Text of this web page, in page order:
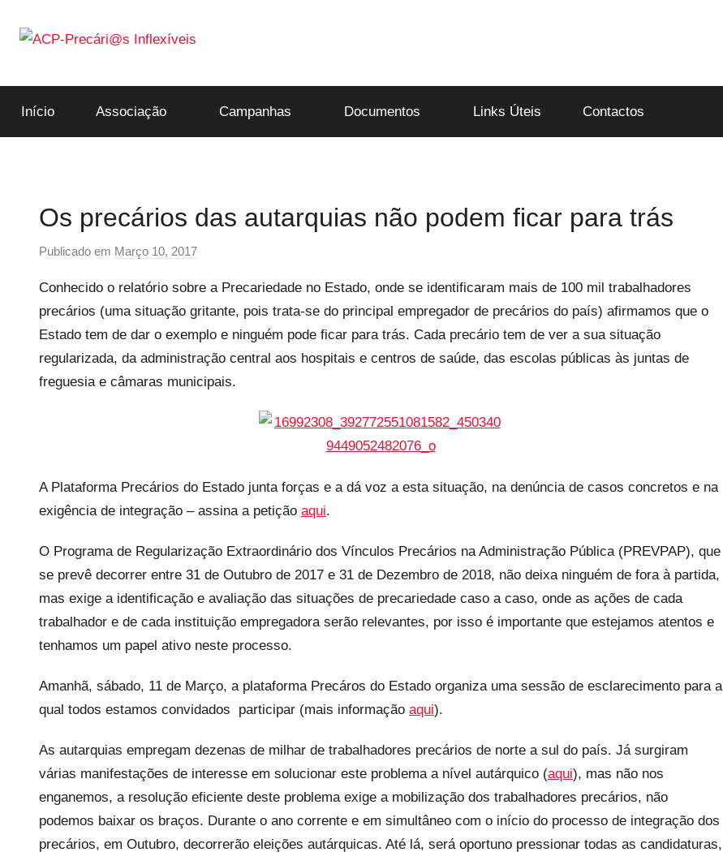
para
ACP-
Precári@s
Início Associação Campanhas Documentos Links Úteis Contactos
Os precários das autarquias não podem ficar para trás
Publicado em Março 10, 2017
r
P
r
e
c
s
f
l
i
v
i
s
Conhecido o relatório sobre a Precariedade no Estado, onde se identificaram mais de 100 mil trabalhadores
precários (uma situação gritante, pois trata-se do principal empregador de precários do país) afirmamos que o
Estado tem de dar o exemplo e ninguém pode ficar para trás. Cada precário tem de ver a sua situação
regularizada, da administração central aos hospitais e centros de saúde, das escolas públicas às juntas de
freguesia e câmaras municipais.
A Plataforma Precários do Estado junta forças e a dá voz a esta situação, na denúncia de casos concretos e na
exigência de integração – assina a petição aqui.
O Programa de Regularização Extraordinário dos Vínculos Precários na Administração Pública (PREVPAP), que
se prevê decorrer entre 31 de Outubro de 2017 e 31 de Dezembro de 2018, não deixa ninguém de fora à partida,
mas exige a identificação e avaliação das situações de precariedade caso a caso, onde as ações de cada
trabalhador e de cada instituição empregadora serão relevantes, por isso é importante que estejamos atentos e
tenhamos um papel ativo neste processo.
Amanhã, sábado, 11 de Março, a plataforma Precáros do Estado organiza uma sessão de esclarecimento para a
qual todos estamos convidados participar (mais informação aqui).
As autarquias empregam dezenas de milhar de trabalhadores precários de norte a sul do país. Já surgiram
várias manifestações de interesse em solucionar este problema a nível autárquico (aqui), mas não nos
enganemos, a resolução eficiente deste problema exige a mobilização dos trabalhadores precários, não
podemos baixar os braços. Durante o ano corrente e em simultâneo com o início do processo de integração dos
precários, em Outubro, decorrerão eleições autárquicas. Até lá, será oportuno pressionar todas as candidaturas,